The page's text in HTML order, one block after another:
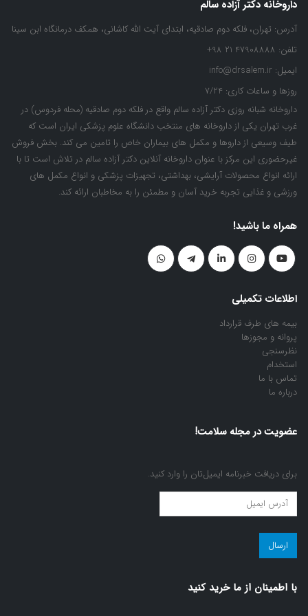
داروخانه دکتر آزاده سالم
آدرس: تهران، فلکه دوم صادقیه، ابتدای آیت الله کاشانی، همکف درمانگاه ابن سینا
تلفن: 47908888 21 98+
ایمیل: info@drsalem.ir
روزها و ساعات کاری: 7/24
داروخانه شبانه روزی دکتر آزاده سالم واقع در فلکه دوم صادقیه (محله فردوس) در
غرب تهران یکی از داروخانه های منتخب دانشگاه علوم پزشکی ایران است که
طیف وسیعی از داروها و مکمل های بیماران خاص را تامین می کند. بخش فروش
غیرحضوری این مرکز با عنوان داروخانه آنلاین دکتر آزاده سالم در تلاش است تا با
ارائه انواع محصولات آرایشی، بهداشتی، تجهیزات پزشکی و انواع مکمل های
ورزشی و غذایی تجربه خرید آسان و مطمئن را به مخاطبان ارائه کند.
همراه ما باشید!
اطلاعات تکمیلی
بیمه های طرف قرارداد
پروانه و مجوزها
نظرسنجی
استخدام
تماس با ما
درباره ما
عضویت در مجله سلامت!
برای دریافت خبرنامه ایمیل‌تان را وارد کنید.
عضویت
در
مجله
سلامت!
با اطمينان از ما خريد كنيد